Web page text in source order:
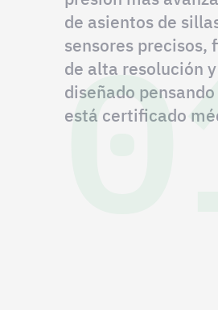
de asientos de
sensores precisos,
de alta resolución
diseñado
está certificado